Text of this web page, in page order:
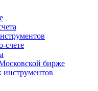
счете
бирже